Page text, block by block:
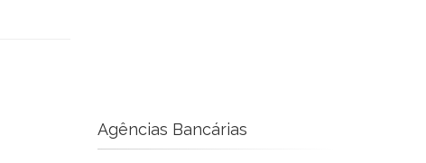
Agências Bancárias